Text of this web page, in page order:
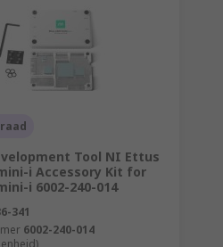
Tool NI Ettus
i Accessory Kit for
i 6002-240-014
341
6002-240-014